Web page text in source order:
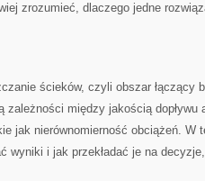
zrozumieć, dlaczego jedne
ścieków, czyli obszar łączący
zależności między jakością dopływu
jak nierównomierność obciążeń. W
wyniki i jak przekładać je na